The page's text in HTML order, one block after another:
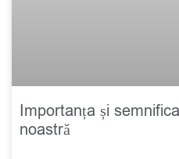
Importanța și
noastră